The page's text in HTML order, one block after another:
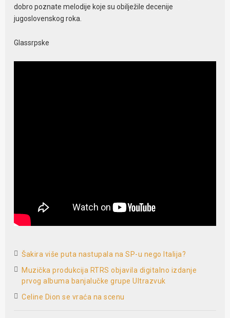
dobro poznate melodije koje su obilježile decenije
jugoslovenskog roka.
Glassrpske
Šakira više puta nastupala na SP-u nego Italija?
Muzička produkcija RTRS objavila digitalno izdanje
prvog albuma banjalučke grupe Ultrazvuk
Celine Dion se vraća na scenu